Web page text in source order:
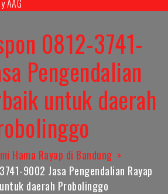
AAG
0812-3741-
Pengendalian
untuk daerah
Hama Rayap di Bandung
9002 Jasa Pengendalian Rayap
daerah Probolinggo